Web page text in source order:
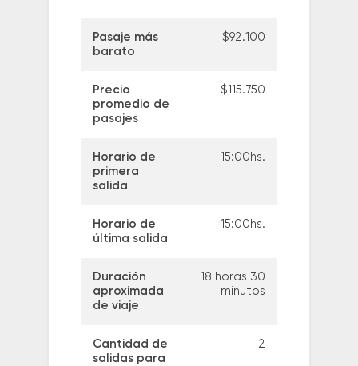
Pasaje más
barato
$92.100
Precio
promedio de
pasajes
$115.750
Horario de
primera
salida
15:00hs.
Horario de
última salida
15:00hs.
Duración
aproximada
de viaje
18 horas 30
minutos
Cantidad de
salidas para
2